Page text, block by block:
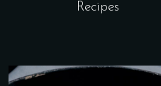
Recipes